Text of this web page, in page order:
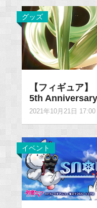
グッズ
【フィギュア
5th Anniversary
2021年10月21日 17:00
イベント